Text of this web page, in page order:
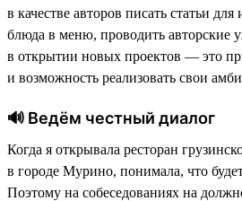
в качестве авторов писать статьи
блюда в меню, проводить авторские
в открытии новых проектов — это
и возможность реализовать свои
🔊 Ведём честный диалог
Когда я открывала ресторан
в городе Мурино, понимала, что
Поэтому на собеседованиях на